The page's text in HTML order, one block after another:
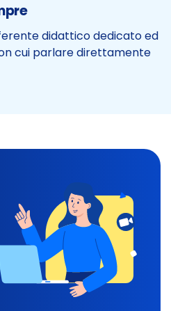
didattico dedicato ed
cui parlare direttamente